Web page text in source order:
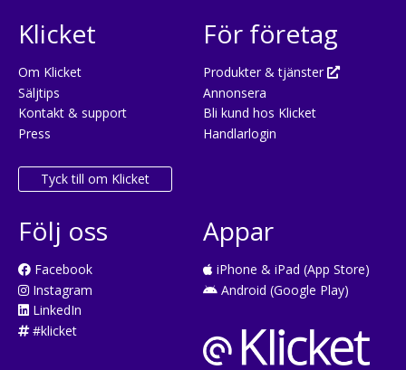
Klicket
Om Klicket
Säljtips
Kontakt & support
Press
Tyck till om Klicket
För företag
Produkter & tjänster
Annonsera
Bli kund hos Klicket
Handlarlogin
Följ oss
Facebook
Instagram
LinkedIn
#klicket
Appar
iPhone & iPad (App Store)
Android (Google Play)